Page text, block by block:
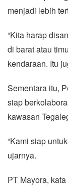
menjadi lebih
“Kita harap
di barat atau
kendaraan. Itu
Sementara itu,
siap
kawasan
“Kami siap
ujarnya.
PT Mayora,